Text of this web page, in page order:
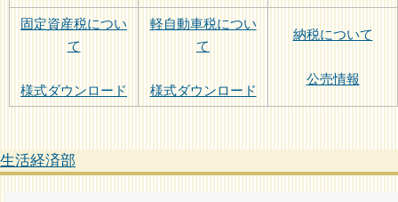
固定資産税につい
て
様式ダウンロード
軽自動車税につい
て
様式ダウンロード
納税について
公売情報
生活経済部